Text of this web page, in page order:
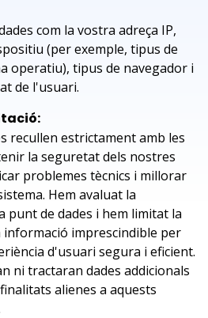
com la vostra adreça IP,
(per exemple, tipus de
operatiu), tipus de navegador i
de l'usuari.
recullen estrictament amb les
la seguretat dels nostres
problemes tècnics i millorar
Hem avaluat la
punt de dades i hem limitat la
informació imprescindible per
d'usuari segura i eficient.
ni tractaran dades addicionals
alienes a aquests